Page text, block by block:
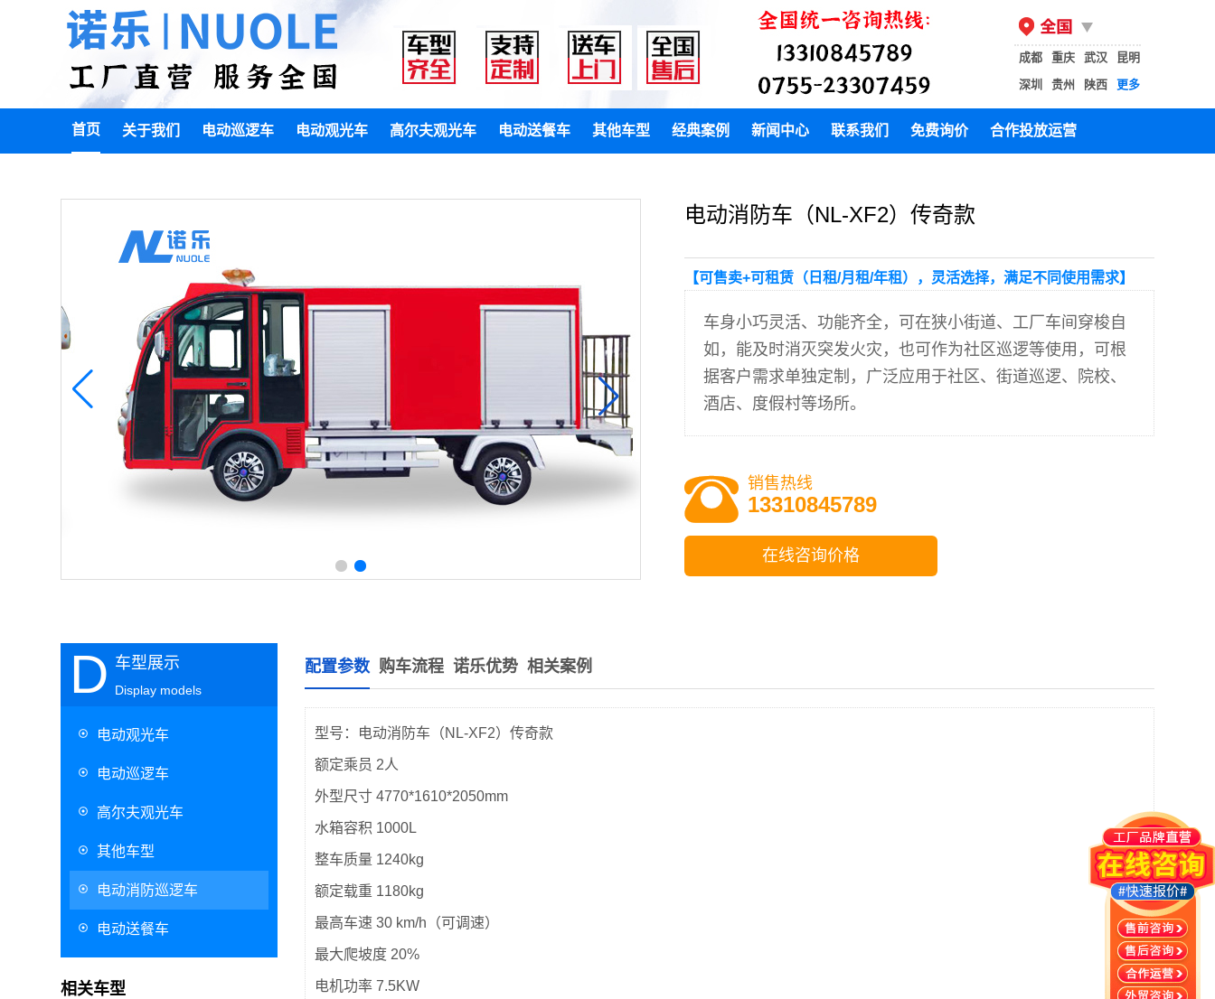
成都 重庆 武汉
昆明
深圳
贵州 陕西 更多
首页 关于我们 电动巡逻车 电动观光车 高尔夫观光车 电动送餐车 其他车型 经典案例 新闻中心 联系我们 免费询价 合作投放运营
电动消防车（NL-XF2）传奇款
【可售卖+可租赁（日租/月租/年租），灵活选择，满足不同使用需求】
车身小巧灵活、功能齐全，可在狭小街道、工厂车间穿梭自
如，能及时消灭突发火灾，也可作为社区巡逻等使用，可根
据客户需求单独定制，广泛应用于社区、街道巡逻、院校、
酒店、度假村等场所。
销售热线
13310845789
在线咨询价格
D 车型展示
Display models
电动观光车
电动巡逻车
高尔夫观光车
其他车型
电动消防巡逻车
电动送餐车
相关车型
配置参数 购车流程 诺乐优势 相关案例
型号：电动消防车（NL-XF2）传奇款
额定乘员 2人
外型尺寸 4770*1610*2050mm
水箱容积 1000L
整车质量 1240kg
额定载重 1180kg
最高车速 30 km/h（可调速）
最大爬坡度 20%
电机功率 7.5KW